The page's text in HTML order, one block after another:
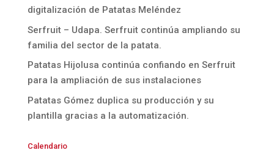
digitalización de Patatas Meléndez
Serfruit – Udapa. Serfruit continúa ampliando su
familia del sector de la patata.
Patatas Hijolusa continúa confiando en Serfruit
para la ampliación de sus instalaciones
Patatas Gómez duplica su producción y su
plantilla gracias a la automatización.
Calendario